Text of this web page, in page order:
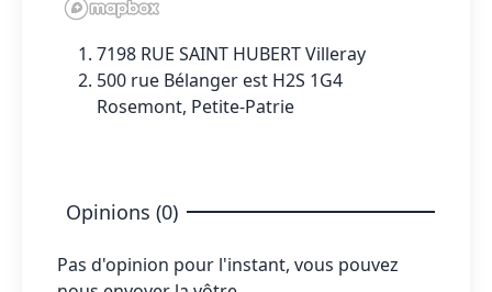
7198 RUE SAINT HUBERT Villeray
500 rue Bélanger est H2S 1G4
Rosemont, Petite-Patrie
Opinions (0)
Pas d'opinion pour l'instant, vous pouvez